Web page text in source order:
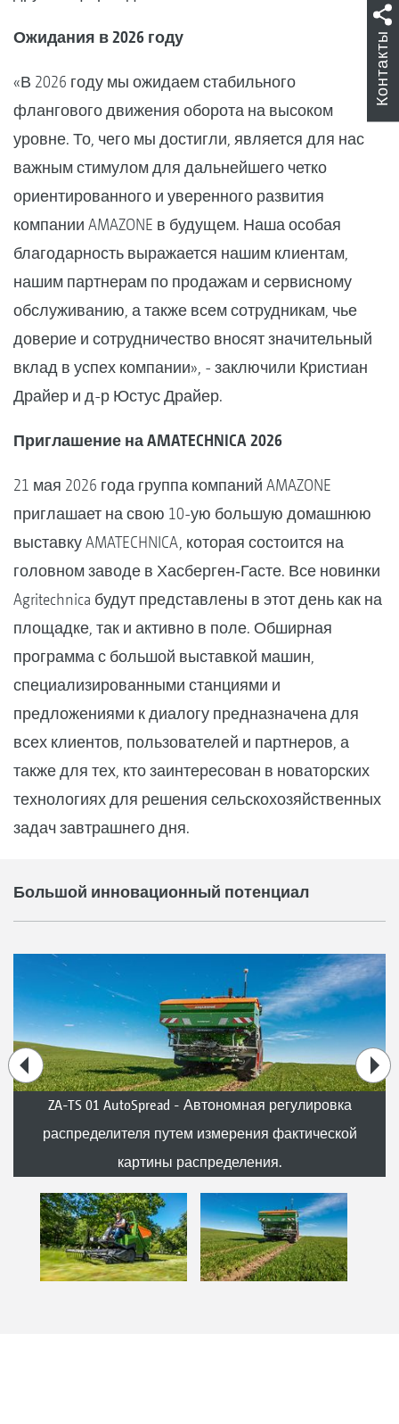
Ожидания в 2026 году
«В 2026 году мы ожидаем стабильного
флангового движения оборота на высоком
уровне. То, чего мы достигли, является для нас
важным стимулом для дальнейшего четко
ориентированного и уверенного развития
компании AMAZONE в будущем. Наша особая
благодарность выражается нашим клиентам,
нашим партнерам по продажам и сервисному
обслуживанию, а также всем сотрудникам, чье
доверие и сотрудничество вносят значительный
вклад в успех компании», - заключили Кристиан
Драйер и д-р Юстус Драйер.
Приглашение на AMATECHNICA 2026
21 мая 2026 года группа компаний AMAZONE
приглашает на свою 10-ую большую домашнюю
выставку AMATECHNICA, которая состоится на
головном заводе в Хасберген‑Гасте. Все новинки
Agritechnica будут представлены в этот день как на
площадке, так и активно в поле. Обширная
программа с большой выставкой машин,
специализированными станциями и
предложениями к диалогу предназначена для
всех клиентов, пользователей и партнеров, а
также для тех, кто заинтересован в новаторских
технологиях для решения сельскохозяйственных
задач завтрашнего дня.
Большой инновационный потенциал
ZA-TS 01 AutoSpread - Автономная регулировка
распределителя путем измерения фактической
картины распределения.
Контакты